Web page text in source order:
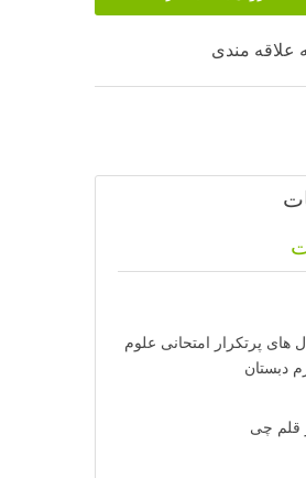
علاقه مندی
های پرتکرار امتحانی علوم
دبستان
قلم چی